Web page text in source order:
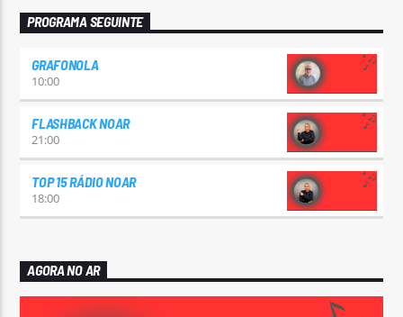
PROGRAMA SEGUINTE
GRAFONOLA
10:00
FLASHBACK NOAR
21:00
TOP 15 RÁDIO NOAR
18:00
AGORA NO AR